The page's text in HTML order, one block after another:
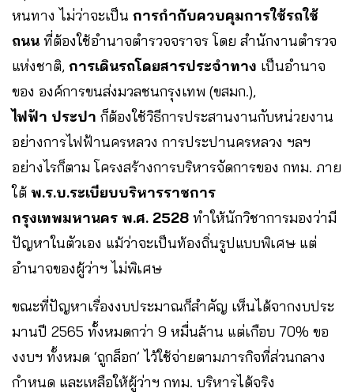
หนทาง ไม่ว่าจะเป็น การกำกับควบคุมการใช้รถใช้
ถนน ที่ต้องใช้อำนาจตำรวจจราจร โดย สำนักงานตำรวจ
แห่งชาติ, การเดินรถโดยสารประจำทาง เป็นอำนาจ
ของ องค์การขนส่งมวลชนกรุงเทพ (ขสมก.),
ไฟฟ้า ประปา ก็ต้องใช้วิธีการประสานงานกับหน่วยงาน
อย่างการไฟฟ้านครหลวง การประปานครหลวง ฯลฯ
อย่างไรก็ตาม โครงสร้างการบริหารจัดการของ กทม.​ ภาย
ใต้ พ.ร.บ.ระเบียบบริหารราชการ
กรุงเทพมหานคร พ.ศ. 2528 ทำให้นักวิชาการมองว่ามี
ปัญหาในตัวเอง แม้ว่าจะเป็นท้องถิ่นรูปแบบพิเศษ แต่
อำนาจของผู้ว่าฯ ไม่พิเศษ
ขณะที่ปัญหาเรื่องงบประมาณก็สำคัญ เห็นได้จากงบประ
มานปี 2565 ทั้งหมดกว่า 9 หมื่นล้าน แต่เกือบ 70% ขอ
งงบฯ ทั้งหมด ‘ถูกล็อก’ ไว้ใช้จ่ายตามภารกิจที่ส่วนกลาง
กำหนด และเหลือให้ผู้ว่าฯ กทม. บริหารได้จริง